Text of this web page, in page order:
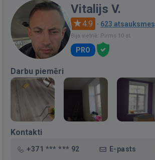
Vitalijs V.
4.9 · 623 atsauksmes
Bija vietnē: Pirms 10 st.
PRO
Darbu piemēri
Kontakti
+371 *** *** 92 E-pasts